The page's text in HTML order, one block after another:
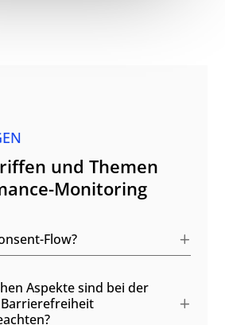
und Themen
Monitoring
Flow?
Aspekte sind bei der